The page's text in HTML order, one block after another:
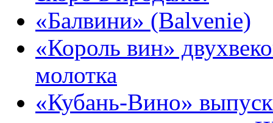
«Балвини» (Balvenie)
«Король вин»
молотка
«Кубань-Вино»